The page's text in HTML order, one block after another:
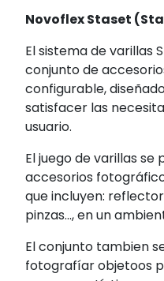
Novoflex Staset
El sistema de varillas
conjunto de
configurable,
satisfacer las
usuario.
El juego de varillas
accesorios
que incluyen:
pinzas..., en un
El conjunto tambien
fotografíar objetoos